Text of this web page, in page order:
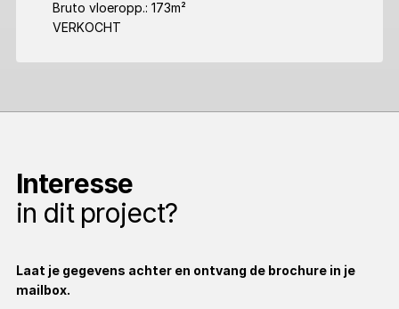
Bruto vloeropp.: 173m²
VERKOCHT
Interesse
in dit project?
Laat je gegevens achter en ontvang de brochure in je
mailbox.